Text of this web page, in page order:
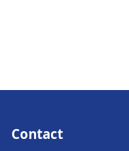
Contact